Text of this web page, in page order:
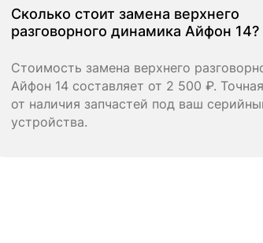
Сколько стоит замена верхнего
разговорного динамика Айфон 14?
Стоимость замена верхнего
Айфон 14 составляет от 2 500 ₽.
от наличия запчастей под ваш
устройства.